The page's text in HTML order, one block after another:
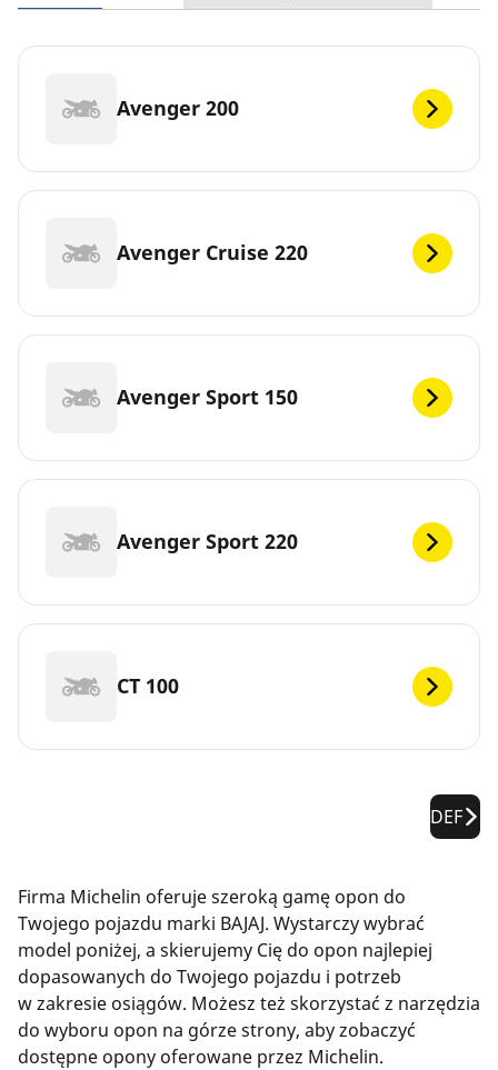
Avenger 200
Avenger Cruise 220
Avenger Sport 150
Avenger Sport 220
CT 100
DEF
Firma Michelin oferuje szeroką gamę opon do
Twojego pojazdu marki BAJAJ. Wystarczy wybrać
model poniżej, a skierujemy Cię do opon najlepiej
dopasowanych do Twojego pojazdu i potrzeb
w zakresie osiągów. Możesz też skorzystać z narzędzia
do wyboru opon na górze strony, aby zobaczyć
dostępne opony oferowane przez Michelin.